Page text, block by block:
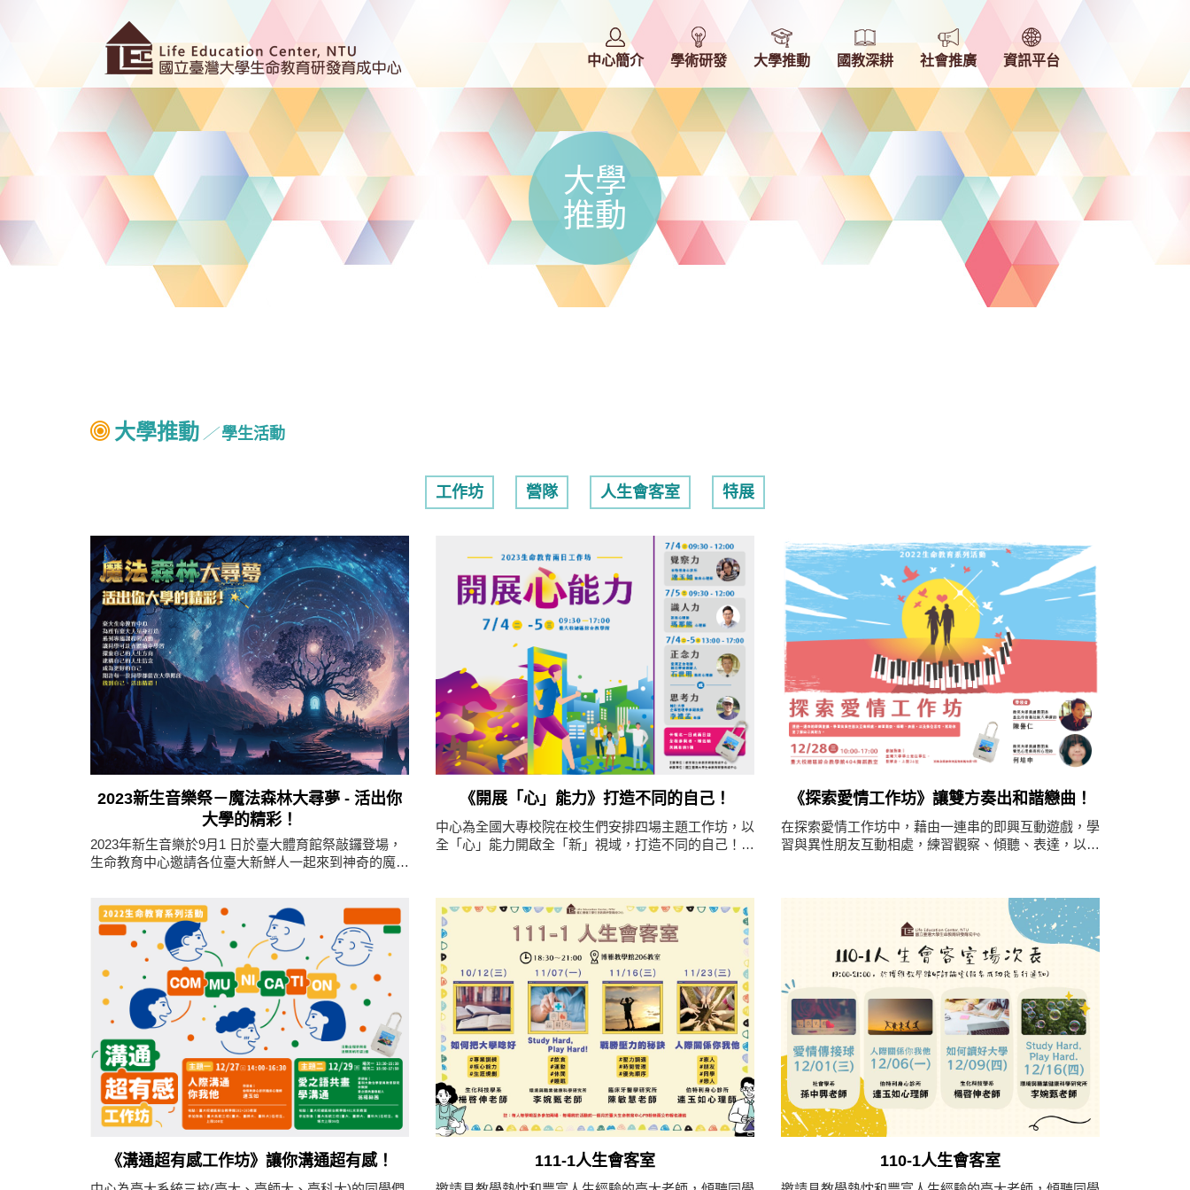
中心簡介 學術研發 大學推動 國教深耕 社會推廣 資訊平台
大學
推動
大學推動 ╱ 學生活動
工作坊 營隊 人生會客室 特展
2023新生音樂祭－魔法森林大尋夢 - 活出你
大學的精彩！
2023年新生音樂於9月1 日於臺大體育館祭敲鑼登場，
生命教育中心邀請各位臺大新鮮人一起來到神奇的魔法
《開展「心」能力》打造不同的自己！
中心為全國大專校院在校生們安排四場主題工作坊，以
全「心」能力開啟全「新」視域，打造不同的自己！
《探索愛情工作坊》讓雙方奏出和諧戀曲！
在探索愛情工作坊中，藉由一連串的即興互動遊戲，學
習與異性朋友互動相處，練習觀察、傾聽、表達，以及
和諧的戀曲！
《溝通超有感工作坊》讓你溝通超有感！ 111-1人生會客室 110-1人生會客室